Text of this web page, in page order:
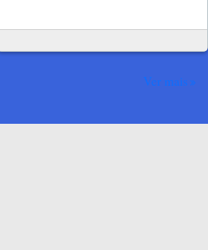
Ver mais